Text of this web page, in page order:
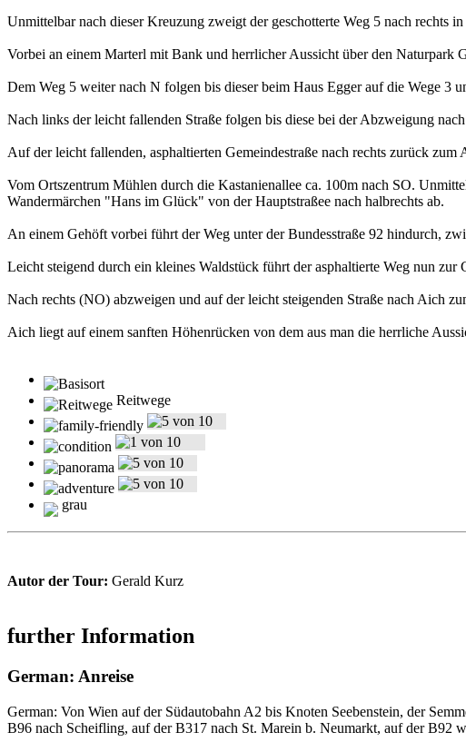
Unmittelbar nach dieser Kreuzung zweigt der geschotterte Weg 5 nach rechts
Vorbei an einem Marterl mit Bank und herrlicher Aussicht über den
Dem Weg 5 weiter nach N folgen bis dieser beim Haus Egger auf die Wege 3
Nach links der leicht fallenden Straße folgen bis diese bei der Abzweigung
Auf der leicht fallenden, asphaltierten Gemeindestraße nach rechts zurück zum
Vom Ortszentrum Mühlen durch die Kastanienallee ca. 100m nach SO.
Wandermärchen "Hans im Glück" von der Hauptstraßee nach halbrechts ab.
An einem Gehöft vorbei führt der Weg unter der Bundesstraße 92 hindurch,
Leicht steigend durch ein kleines Waldstück führt der asphaltierte Weg nun zur
Nach rechts (NO) abzweigen und auf der leicht steigenden Straße nach Aich
Aich liegt auf einem sanften Höhenrücken von dem aus man die herrliche
Reitwege
grau
Autor der Tour: Gerald Kurz
further Information
German: Anreise
German: Von Wien auf der Südautobahn A2 bis Knoten Seebenstein, der
B96 nach Scheifling, auf der B317 nach St. Marein b. Neumarkt, auf der B92